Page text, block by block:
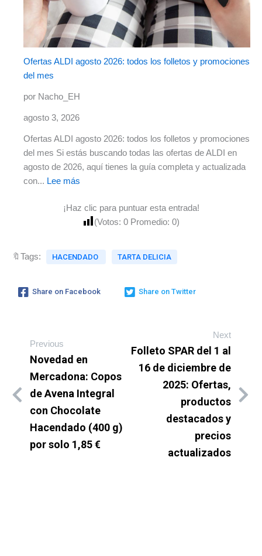
Ofertas ALDI agosto 2026: todos los folletos y promociones
del mes
por Nacho_EH
agosto 3, 2026
Ofertas ALDI agosto 2026: todos los folletos y promociones
del mes Si estás buscando todas las ofertas de ALDI en
agosto de 2026, aquí tienes la guía completa y actualizada
con... Lee más
¡Haz clic para puntuar esta entrada!
(Votos: 0 Promedio: 0)
🔖Tags: HACENDADO TARTA DELICIA
Share on Facebook Share on Twitter
Previous
Novedad en
Mercadona: Copos
de Avena Integral
con Chocolate
Hacendado (400 g)
por solo 1,85 €
Next
Folleto SPAR del 1 al
16 de diciembre de
2025: Ofertas,
productos
destacados y
precios
actualizados